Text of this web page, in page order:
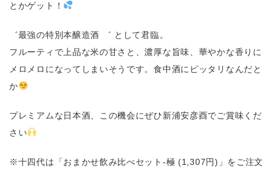
とかゲット！
゛最強の特別本醸造酒 ゛ として君臨。
フルーティで上品な米の甘さと、濃厚な旨味、華やかな香りに
メロメロになってしまいそうです。食中酒にピッタリなんだと
か
プレミアムな日本酒、この機会にぜひ新浦安彦酉でご賞味くだ
さい
※十四代は「おまかせ飲み比べセット-極 (1,307円)」をご注文